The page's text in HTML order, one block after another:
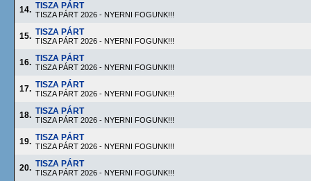
14. TISZA PÁRT
TISZA PÁRT 2026 - NYERNI FOGUNK!!!
15. TISZA PÁRT
TISZA PÁRT 2026 - NYERNI FOGUNK!!!
16. TISZA PÁRT
TISZA PÁRT 2026 - NYERNI FOGUNK!!!
17. TISZA PÁRT
TISZA PÁRT 2026 - NYERNI FOGUNK!!!
18. TISZA PÁRT
TISZA PÁRT 2026 - NYERNI FOGUNK!!!
19. TISZA PÁRT
TISZA PÁRT 2026 - NYERNI FOGUNK!!!
20. TISZA PÁRT
TISZA PÁRT 2026 - NYERNI FOGUNK!!!